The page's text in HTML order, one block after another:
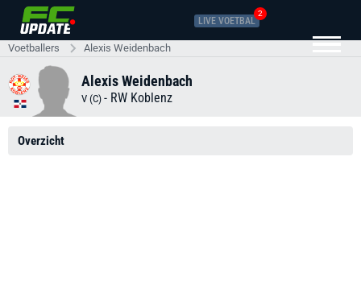
LIVE VOETBAL
2
Voetballers Alexis Weidenbach
Alexis Weidenbach
V (C) - RW Koblenz
Overzicht